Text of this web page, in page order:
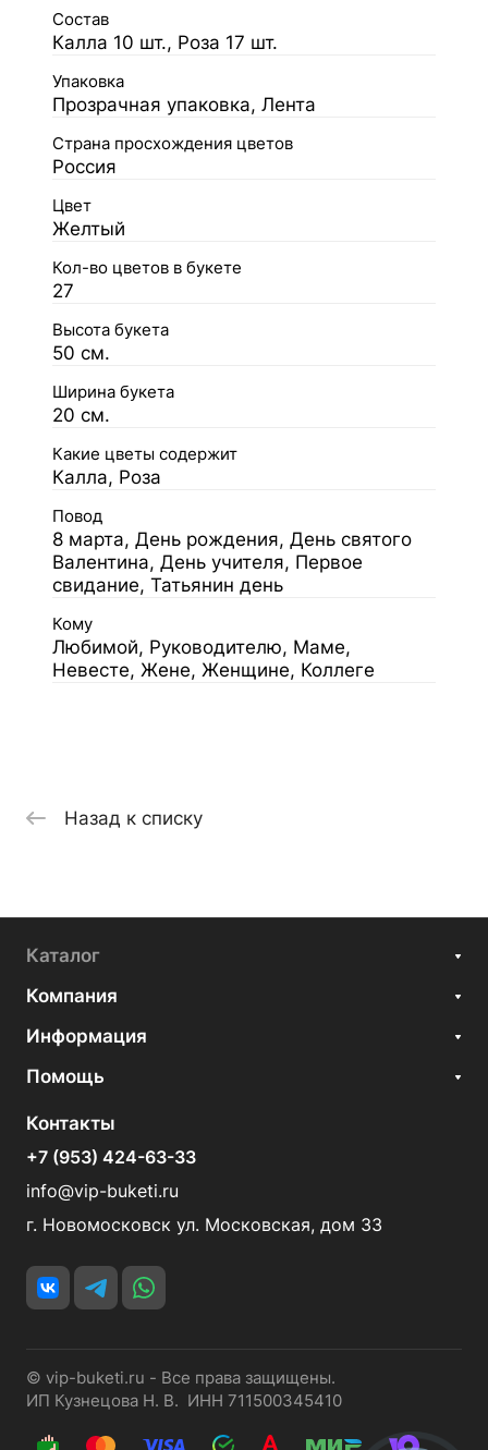
Состав
Калла 10 шт., Роза 17 шт.
Упаковка
Прозрачная упаковка, Лента
Страна просхождения цветов
Россия
Цвет
Желтый
Кол-во цветов в букете
27
Высота букета
50 см.
Ширина букета
20 см.
Какие цветы содержит
Калла, Роза
Повод
8 марта, День рождения, День святого
Валентина, День учителя, Первое
свидание, Татьянин день
Кому
Любимой, Руководителю, Маме,
Невесте, Жене, Женщине, Коллеге
Назад к списку
Каталог
Компания
Информация
Помощь
Контакты
+7 (953) 424-63-33
info@vip-buketi.ru
г. Новомосковск ул. Московская, дом 33
© vip-buketi.ru - Все права защищены.
ИП Кузнецова Н. В. ИНН 711500345410